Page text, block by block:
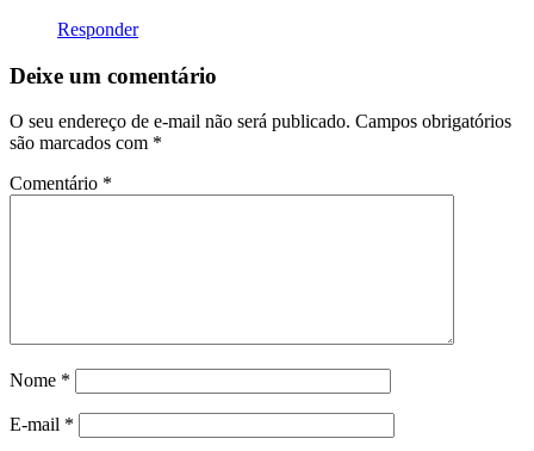
Responder
Deixe um comentário
O seu endereço de e-mail não será publicado. Campos obrigatórios
são marcados com *
Comentário *
Nome *
E-mail *